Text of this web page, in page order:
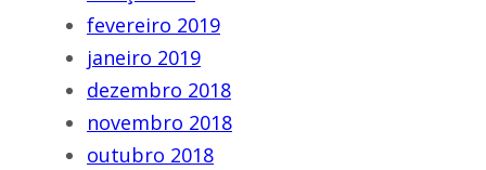
fevereiro 2019
janeiro 2019
dezembro 2018
novembro 2018
outubro 2018